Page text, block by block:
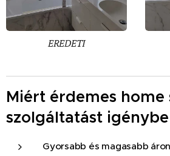
EREDETI
Miért érdemes home
szolgáltatást
Gyorsabb és magasabb